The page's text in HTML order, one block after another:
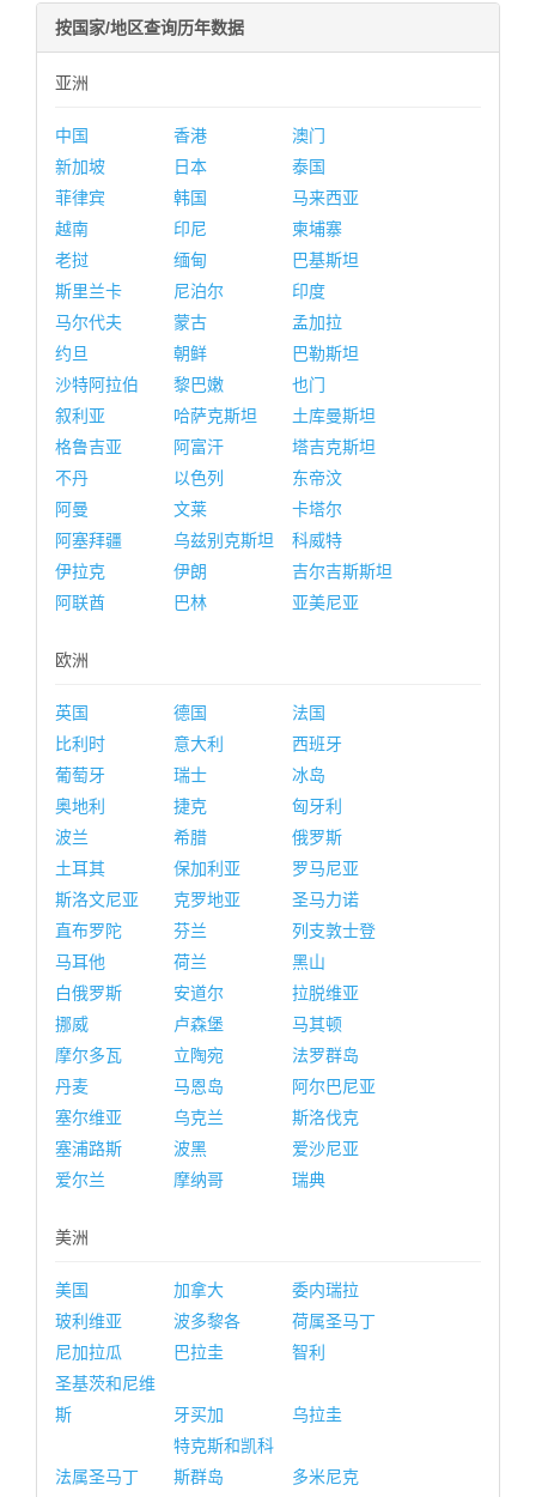
按国家/地区查询历年数据
亚洲
中国 香港
澳门
新加坡
日本
泰国
菲律宾
韩国
马来西亚
越南
印尼
柬埔寨
老挝
缅甸
巴基斯坦
斯里兰卡
尼泊尔
印度
马尔代夫
蒙古
孟加拉
约旦
朝鲜
巴勒斯坦
沙特阿拉伯
黎巴嫩
也门
叙利亚
哈萨克斯坦
土库曼斯坦
格鲁吉亚
阿富汗
塔吉克斯坦
不丹
以色列
东帝汶
阿曼
文莱
卡塔尔
阿塞拜疆
乌兹别克斯坦
科威特
伊拉克
伊朗
吉尔吉斯斯坦
阿联酋
巴林 亚美尼亚
欧洲
英国 德国
法国
比利时
意大利
西班牙
葡萄牙
瑞士
冰岛
奥地利
捷克
匈牙利
波兰
希腊
俄罗斯
土耳其
保加利亚
罗马尼亚
斯洛文尼亚
克罗地亚
圣马力诺
直布罗陀
芬兰
列支敦士登
马耳他
荷兰
黑山
白俄罗斯
安道尔
拉脱维亚
挪威
卢森堡
马其顿
摩尔多瓦
立陶宛
法罗群岛
丹麦
马恩岛
阿尔巴尼亚
塞尔维亚
乌克兰
斯洛伐克
塞浦路斯
波黑
爱沙尼亚
爱尔兰
摩纳哥 瑞典
美洲
美国 加拿大
委内瑞拉
玻利维亚
波多黎各
荷属圣马丁
尼加拉瓜
巴拉圭
智利
圣基茨和尼维
斯
牙买加 乌拉圭
法属圣马丁
特克斯和凯科
斯群岛
多米尼克